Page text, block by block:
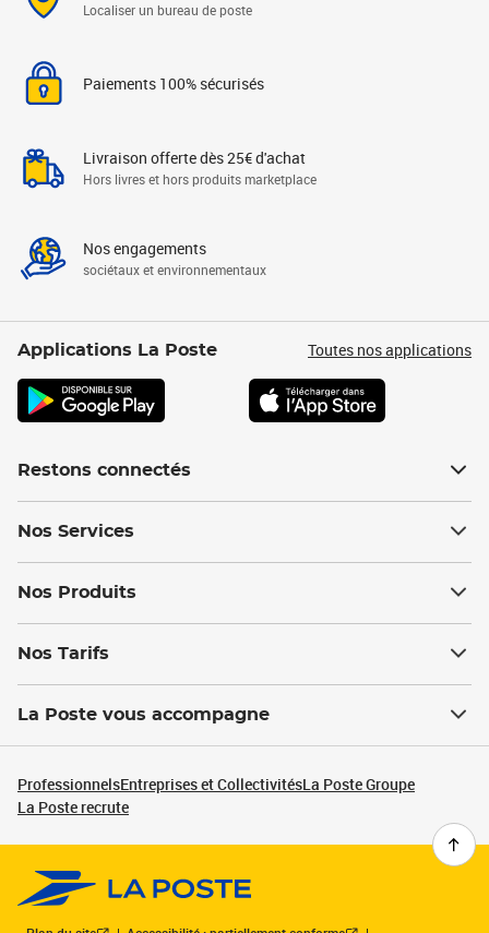
Localiser un bureau de poste
Paiements 100% sécurisés
Livraison offerte dès 25€ d'achat
Hors livres et hors produits marketplace
Nos engagements
sociétaux et environnementaux
Applications La Poste Toutes nos applications
Restons connectés
Nos Services
Nos Produits
Nos Tarifs
La Poste vous accompagne
ProfessionnelsEntreprises et CollectivitésLa Poste Groupe
La Poste recrute